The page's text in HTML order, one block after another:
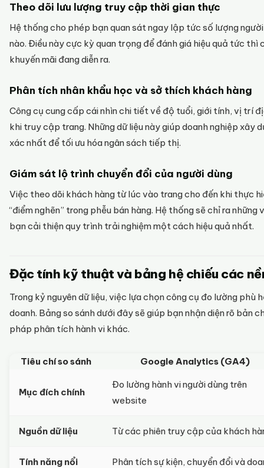
Theo dõi lưu lượng truy cập thời gian thực
Hệ thống cho phép bạn quan sát ngay lập tức số lượng
nào. Điều này cực kỳ quan trọng để đánh giá hiệu quả tức
khuyến mãi đang diễn ra.
Phân tích nhân khẩu học và sở thích khách hàng
Công cụ cung cấp cái nhìn chi tiết về độ tuổi, giới tính, vị trí
khi truy cập trang. Những dữ liệu này giúp doanh nghiệp xây
xác nhất để tối ưu hóa ngân sách tiếp thị.
Giám sát lộ trình chuyển đổi của người dùng
Việc theo dõi khách hàng từ lúc vào trang cho đến khi thực
“điểm nghẽn” trong phễu bán hàng. Hệ thống sẽ chỉ ra
bạn cải thiện quy trình trải nghiệm một cách hiệu quả nhất.
Đặc tính kỹ thuật và bảng hệ chiếu các
Trong kỷ nguyên dữ liệu, việc lựa chọn công cụ đo lường
doanh. Bảng so sánh dưới đây sẽ giúp bạn nhận diện rõ bản
pháp phân tích hành vi khác.
Tiêu chí so sánh Google Analytics (GA4)
Mục đích chính
Đo lường hành vi người dùng trên
website
Nguồn dữ liệu Từ các phiên truy cập của khách
Tính năng nổi
Phân tích sự kiện, chuyển đổi và